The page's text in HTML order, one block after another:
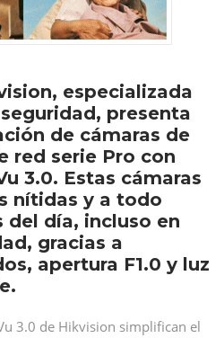
especializada
presenta
de cámaras de
red serie Pro con
3.0. Estas cámaras
nítidas y a todo
del día, incluso en
gracias a
apertura F1.0 y luz
3.0 de Hikvision simplifican el